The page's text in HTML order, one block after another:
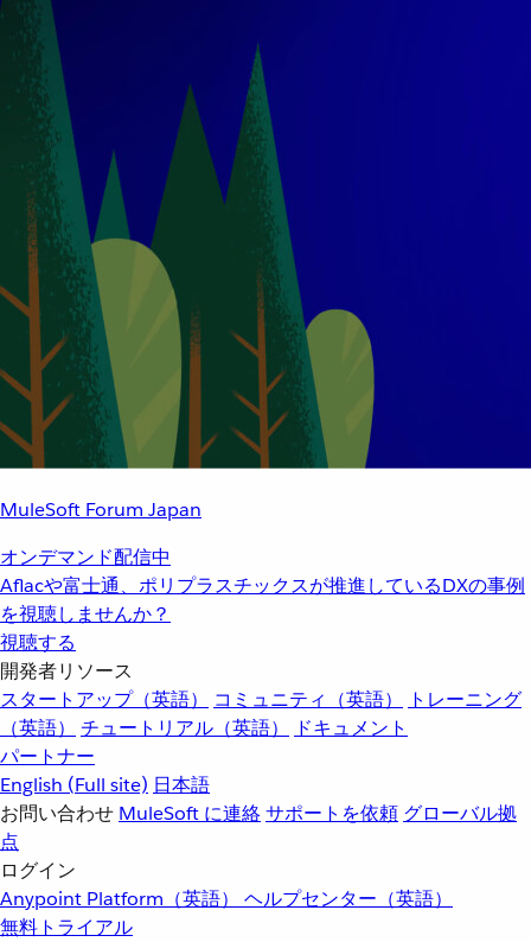
MuleSoft Forum Japan
オンデマンド配信中
Aflacや富士通、ポリプラスチックスが推進しているDXの事例
を視聴しませんか？
視聴する
開発者リソース
スタートアップ（英語）
コミュニティ（英語）
トレーニング
（英語）
チュートリアル（英語）
ドキュメント
パートナー
English (Full site) 日本語
お問い合わせ MuleSoft に連絡サポートを依頼 グローバル拠
点
ログイン
Anypoint Platform（英語） ヘルプセンター（英語）
無料トライアル